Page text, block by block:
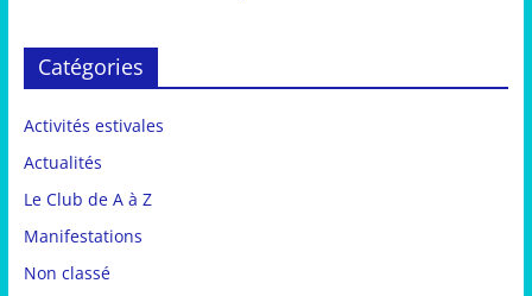
Catégories
Activités estivales
Actualités
Le Club de A à Z
Manifestations
Non classé